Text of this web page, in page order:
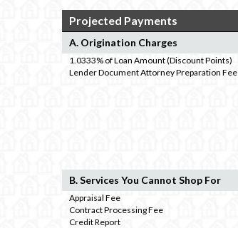
Projected Payments
A. Origination Charges
1.0333% of Loan Amount (Discount Points)
Lender Document Attorney Preparation Fee
B. Services You Cannot Shop For
Appraisal Fee
Contract Processing Fee
Credit Report